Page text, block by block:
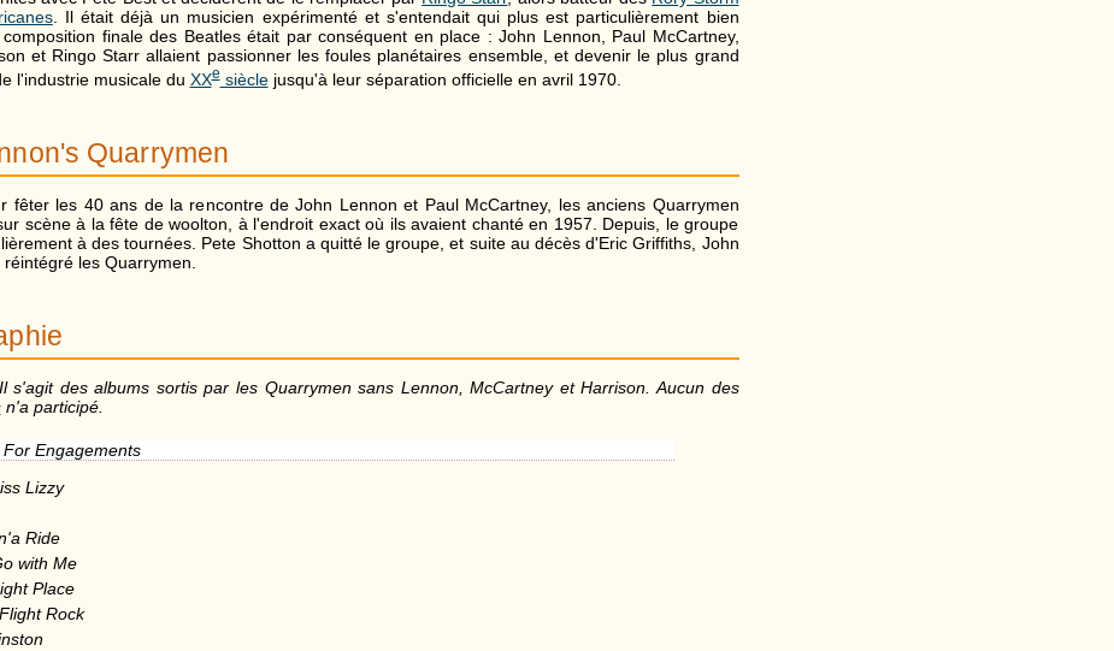
. Il était déjà un musicien expérimenté et s'entendait qui plus est particulièrement bien
finale des Beatles était par conséquent en place : John Lennon, Paul McCartney,
et Ringo Starr allaient passionner les foules planétaires ensemble, et devenir le plus grand
l'industrie musicale du XXesièclejusqu'à leur séparation officielle en avril 1970.
Quarrymen
fêter les 40 ans de la rencontre de John Lennon et Paul McCartney, les anciens Quarrymen
scène à la fête de woolton, à l'endroit exact où ils avaient chanté en 1957. Depuis, le groupe
à des tournées. Pete Shotton a quitté le groupe, et suite au décès d'Eric Griffiths, John
les Quarrymen.
s'agit des albums sortis par les Quarrymen sans Lennon, McCartney et Harrison. Aucun des
n'a participé.
Engagements
Lizzy
Ride
with Me
Place
Rock